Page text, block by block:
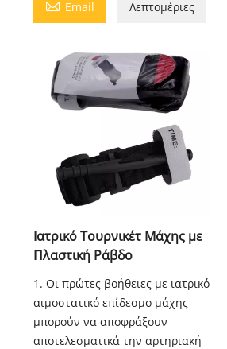
 Email Λεπτομέριες
Ιατρικό Τουρνικέτ Μάχης με
Πλαστική Ράβδο
1. Οι πρώτες βοήθειες με ιατρικό
αιμοστατικό επίδεσμο μάχης
μπορούν να αποφράξουν
αποτελεσματικά την αρτηριακή